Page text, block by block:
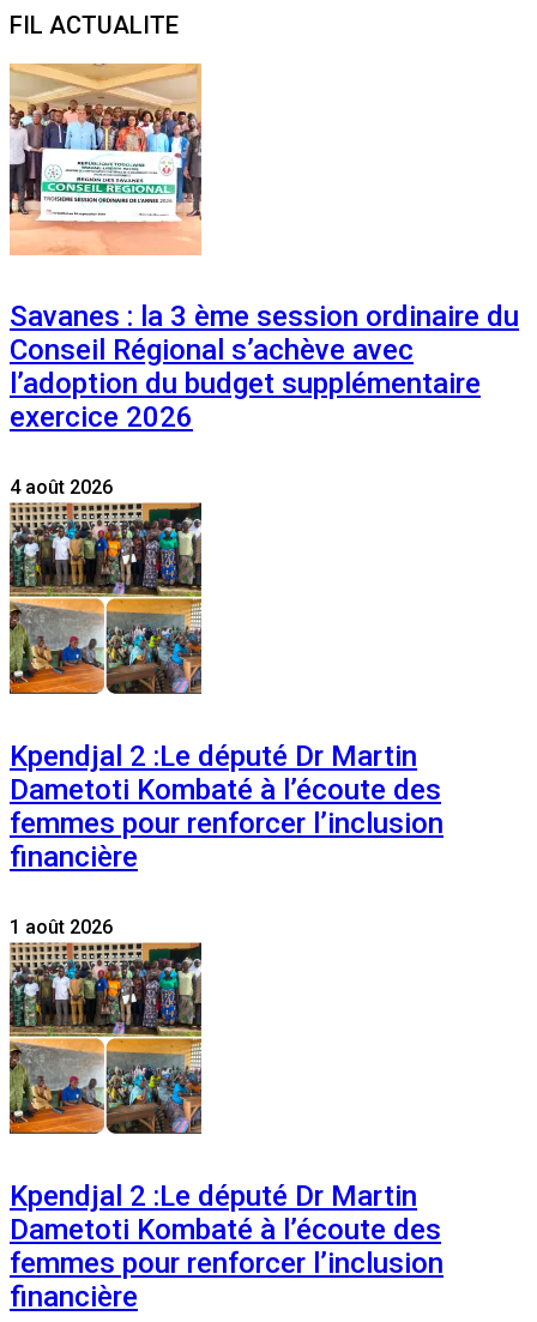
FIL ACTUALITE
Savanes : la 3 ème session ordinaire du
Conseil Régional s’achève avec
l’adoption du budget supplémentaire
exercice 2026
4 août 2026
Kpendjal 2 :Le député Dr Martin
Dametoti Kombaté à l’écoute des
femmes pour renforcer l’inclusion
financière
1 août 2026
Kpendjal 2 :Le député Dr Martin
Dametoti Kombaté à l’écoute des
femmes pour renforcer l’inclusion
financière